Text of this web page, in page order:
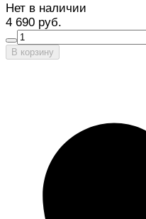
Нет в наличии
4 690 руб.
В корзину